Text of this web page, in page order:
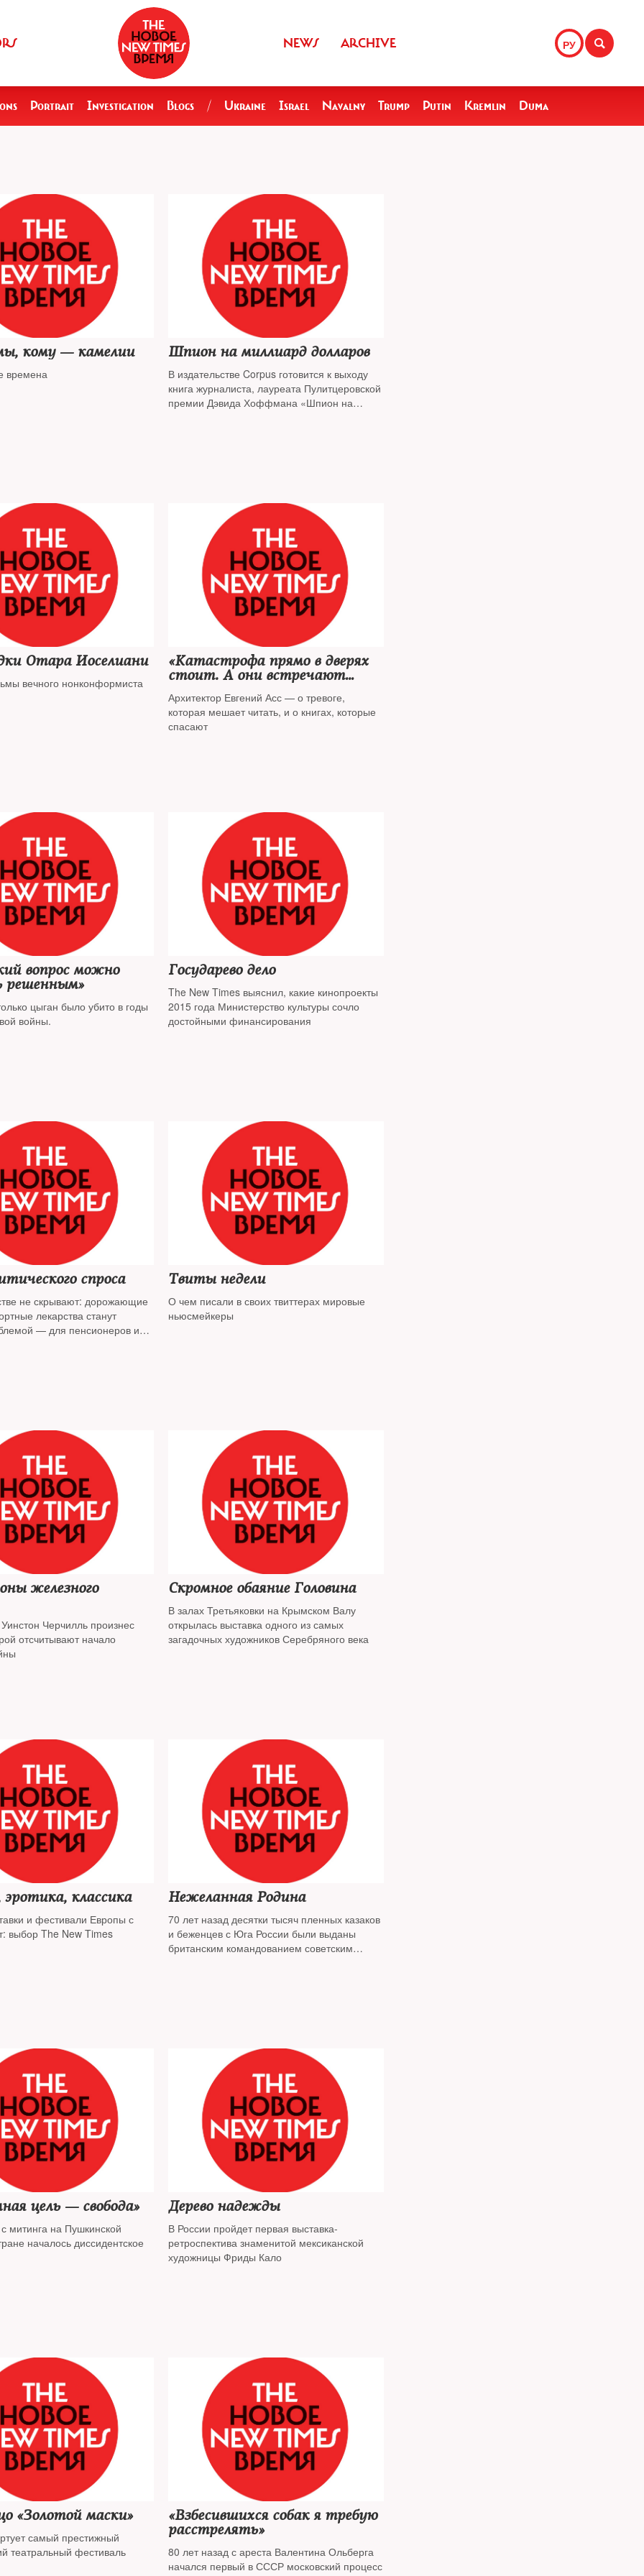
РУ
NEWS ARCHIVE
Portrait Investigation Blogs / Ukraine Israel Navalny Trump Putin Kremlin Duma
кому — камелии
времена
Шпион на миллиард долларов
В издательстве Corpus готовится к выходу
книга журналиста, лауреата Пулитцеровской
премии Дэвида Хоффмана «Шпион на
Отара Иоселиани
вечного нонконформиста
«Катастрофа прямо в дверях
стоит. А они встречают
Новый год, веселятся»
Архитектор Евгений Асс — о тревоге,
которая мешает читать, и о книгах, которые
спасают
вопрос можно
решенным»
цыган было убито в годы
войны.
Государево дело
The New Times выяснил, какие кинопроекты
2015 года Министерство культуры сочло
достойными финансирования
спроса
не скрывают: дорожающие
лекарства станут
— для пенсионеров и
Твиты недели
О чем писали в своих твиттерах мировые
ньюсмейкеры
железного
Черчилль произнес
отсчитывают начало
Скромное обаяние Головина
В залах Третьяковки на Крымском Валу
открылась выставка одного из самых
загадочных художников Серебряного века
классика
и фестивали Европы с
выбор The New Times
Нежеланная Родина
70 лет назад десятки тысяч пленных казаков
и беженцев с Юга России были выданы
британским командованием советским
цель — свобода»
митинга на Пушкинской
началось диссидентское
Дерево надежды
В России пройдет первая выставка-
ретроспектива знаменитой мексиканской
художницы Фриды Кало
Новое лицо «Золотой маски»
самый престижный
театральный фестиваль
«Взбесившихся собак я требую
расстрелять»
80 лет назад с ареста Валентина Ольберга
начался первый в СССР московский процесс